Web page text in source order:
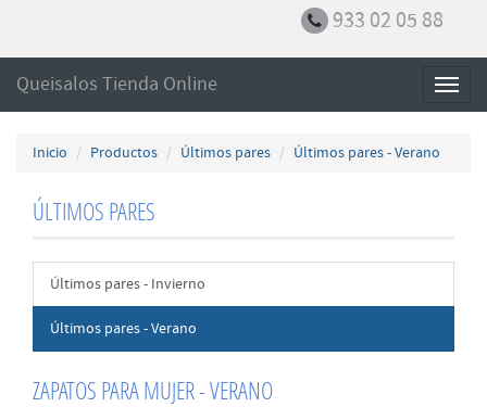
933 02 05 88
Queisalos Tienda Online
Inicio Productos Últimos pares Últimos pares - Verano
ÚLTIMOS PARES
Últimos pares - Invierno
Últimos pares - Verano
ZAPATOS PARA MUJER - VERANO